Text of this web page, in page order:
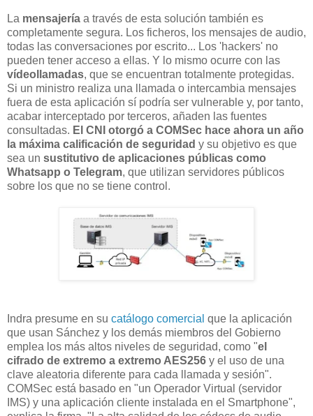
La mensajería a través de esta solución también es
completamente segura. Los ficheros, los mensajes de audio,
todas las conversaciones por escrito... Los 'hackers' no
pueden tener acceso a ellas. Y lo mismo ocurre con las
vídeollamadas, que se encuentran totalmente protegidas.
Si un ministro realiza una llamada o intercambia mensajes
fuera de esta aplicación sí podría ser vulnerable y, por tanto,
acabar interceptado por terceros, añaden las fuentes
consultadas. El CNI otorgó a COMSec hace ahora un año
la máxima calificación de seguridad y su objetivo es que
sea un sustitutivo de aplicaciones públicas como
Whatsapp o Telegram, que utilizan servidores públicos
sobre los que no se tiene control.
Indra presume en su catálogo comercial que la aplicación
que usan Sánchez y los demás miembros del Gobierno
emplea los más altos niveles de seguridad, como "el
cifrado de extremo a extremo AES256 y el uso de una
clave aleatoria diferente para cada llamada y sesión".
COMSec está basado en "un Operador Virtual (servidor
IMS) y una aplicación cliente instalada en el Smartphone",